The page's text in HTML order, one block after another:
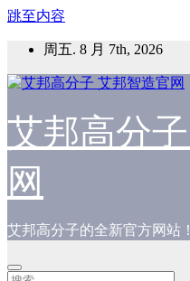
跳至内容
周五. 8 月 7th, 2026
艾邦高分
网
艾邦高分子的全新官方网站